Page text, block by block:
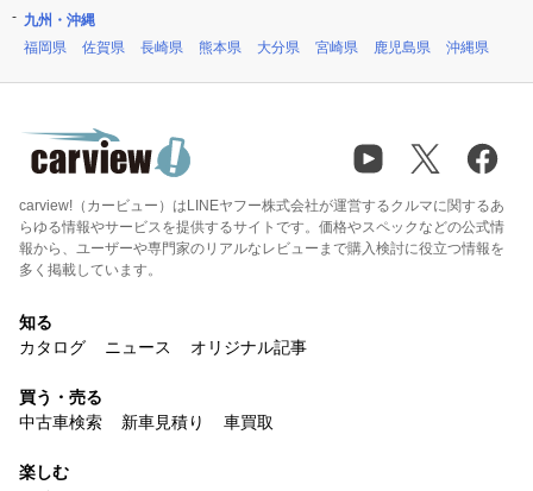
九州・沖縄
福岡県
佐賀県 長崎県 熊本県 大分県 宮崎県 鹿児島県 沖縄県
carview!（カービュー）はLINEヤフー株式会社が運営するクルマに関するあ
らゆる情報やサービスを提供するサイトです。価格やスペックなどの公式情
報から、ユーザーや専門家のリアルなレビューまで購入検討に役立つ情報を
多く掲載しています。
知る
カタログ
ニュース オリジナル記事
買う・売る
中古車検索
新車見積り 車買取
楽しむ